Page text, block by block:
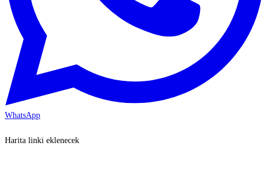
WhatsApp
Harita linki eklenecek